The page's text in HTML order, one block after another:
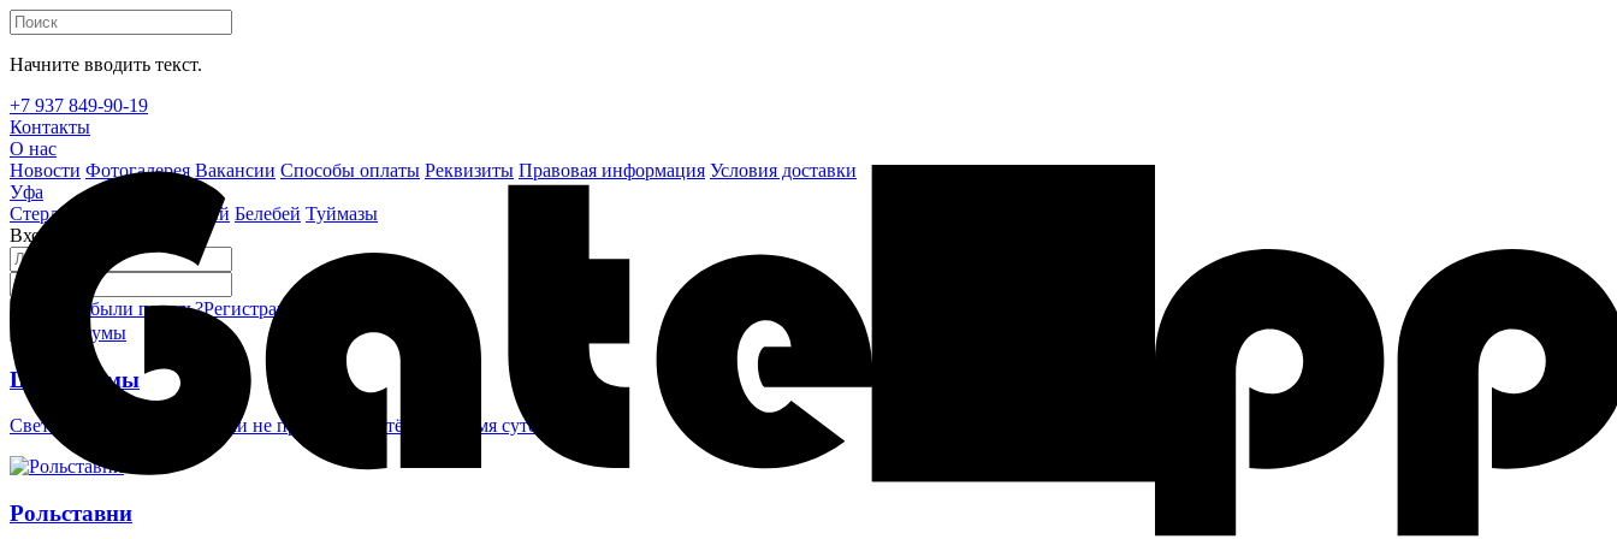
Начните вводить текст.
+7 937 849-90-19
Контакты
О нас
Новости Фотогалерея Вакансии Способы оплаты Реквизиты Правовая информация Условия доставки
Уфа
Стерлитамак
Октябрьский Белебей Туймазы
Вход на сайт
Забыли пароль?Регистрация
Шлагбаумы
Светоотражающие наклейки не проглядеть в тёмное время суток
Рольставни